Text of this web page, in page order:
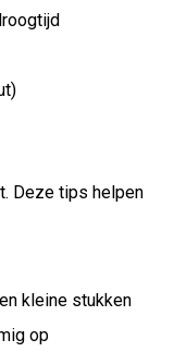
Deze tips helpen
kleine stukken
op